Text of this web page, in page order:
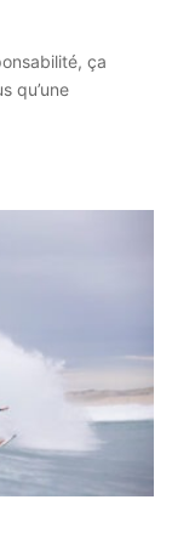
ça
qu’une